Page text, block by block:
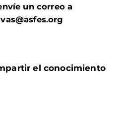
un correo a
el conocimiento